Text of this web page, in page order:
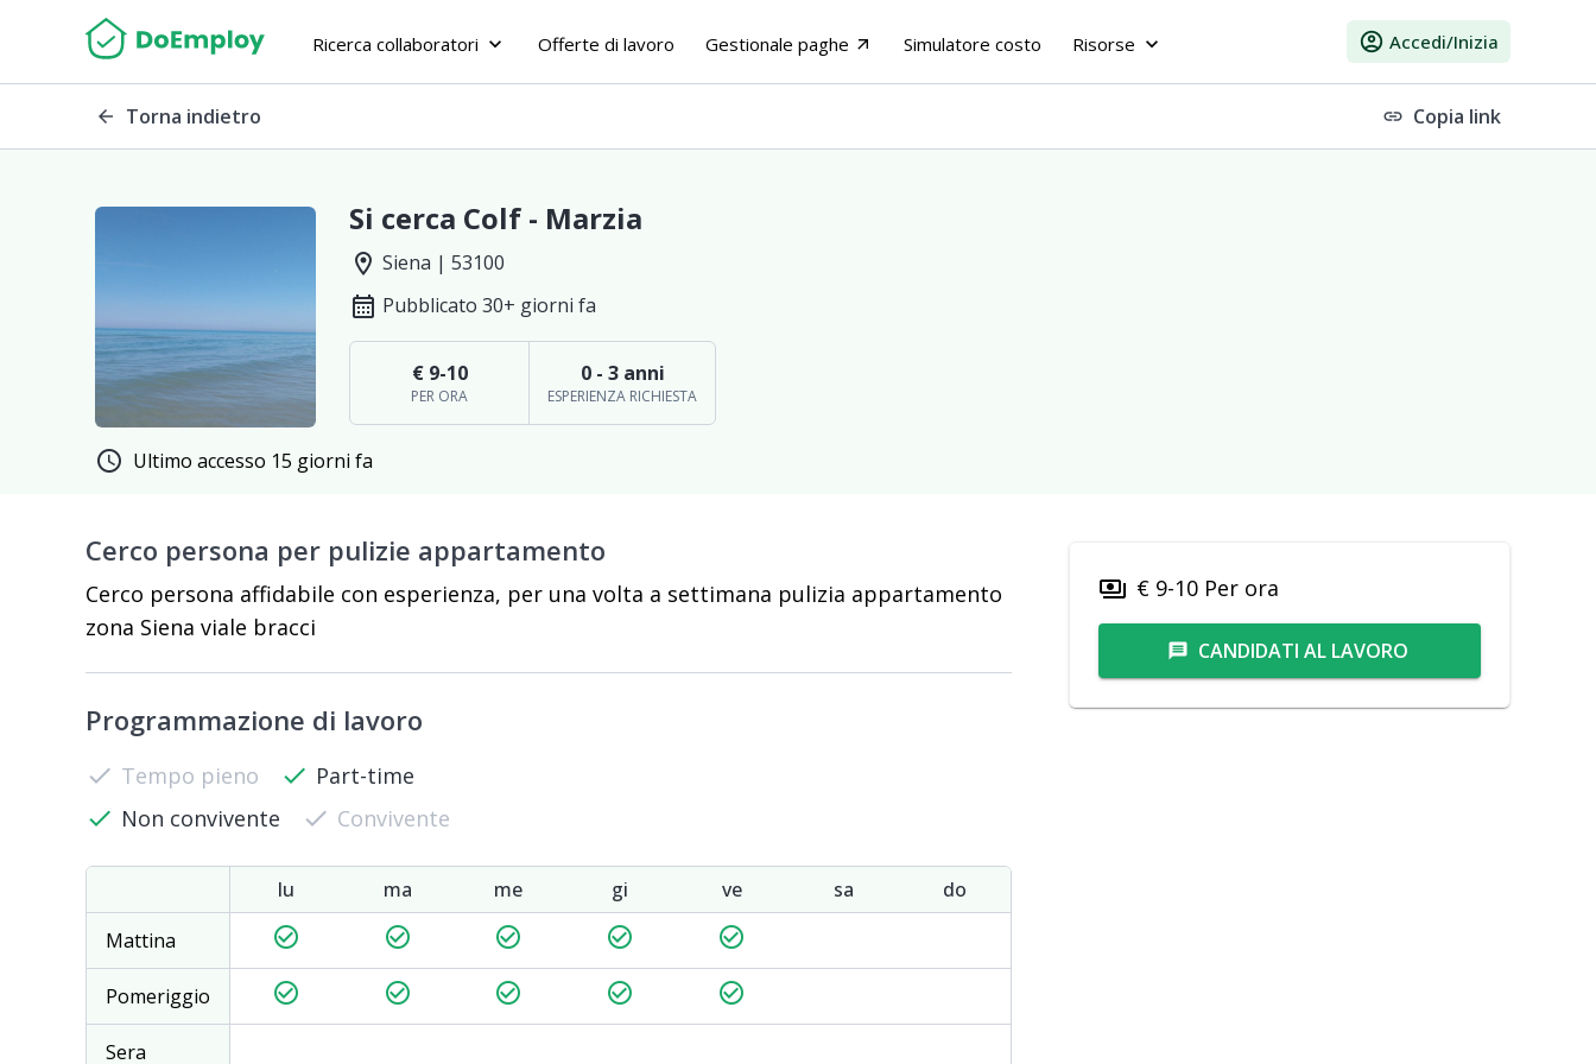
Ricerca collaboratori keyboard_arrow_down Offerte di lavoro Gestionale paghe arrow_outward Simulatore costo Risorse keyboard_arrow_down account_circle Accedi/Inizia
arrow_back Torna indietro link Copia link
Si cerca Colf - Marzia
location_on Siena | 53100
calendar_month Pubblicato 30+ giorni fa
€ 9-10
PER ORA
0 - 3 anni
ESPERIENZA RICHIESTA
schedule Ultimo accesso 15 giorni fa
Cerco persona per pulizie appartamento
Cerco persona affidabile con esperienza, per una volta a settimana pulizia appartamento
zona Siena viale bracci
Programmazione di lavoro
check Tempo pieno check Part-time
check Non convivente check Convivente
lu ma me gi ve sa
do
Mattina
check_circle_outline check_circle_outline check_circle_outline check_circle_outline check_circle_outline
Pomeriggio check_circle_outline check_circle_outline check_circle_outline check_circle_outline check_circle_outline
Sera
payments € 9-10 Per ora
message CANDIDATI AL LAVORO